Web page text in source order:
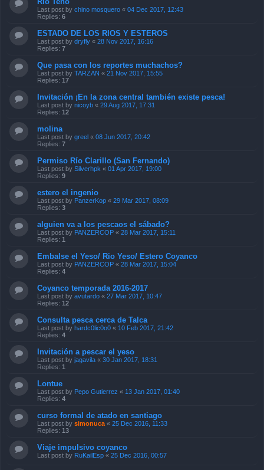
Last post by chino mosquero « 04 Dec 2017, 12:43
Replies: 6
ESTADO DE LOS RIOS Y ESTEROS
Last post by dryfly « 28 Nov 2017, 16:16
Replies: 7
Que pasa con los reportes muchachos?
Last post by TARZAN « 21 Nov 2017, 15:55
Replies: 17
Invitación ¡En la zona central también existe pesca!
Last post by nicoyb « 29 Aug 2017, 17:31
Replies: 12
molina
Last post by greel « 08 Jun 2017, 20:42
Replies: 7
Permiso Río Clarillo (San Fernando)
Last post by Silverhpk « 01 Apr 2017, 19:00
Replies: 9
estero el ingenio
Last post by PanzerKop « 29 Mar 2017, 08:09
Replies: 3
alguien va a los pescaos el sábado?
Last post by PANZERCOP « 28 Mar 2017, 15:11
Replies: 1
Embalse el Yeso/ Rio Yeso/ Estero Coyanco
Last post by PANZERCOP « 28 Mar 2017, 15:04
Replies: 4
Coyanco temporada 2016-2017
Last post by avutardo « 27 Mar 2017, 10:47
Replies: 12
Consulta pesca cerca de Talca
Last post by hardc0lic0o0 « 10 Feb 2017, 21:42
Replies: 4
Invitación a pescar el yeso
Last post by jagavila « 30 Jan 2017, 18:31
Replies: 1
Lontue
Last post by Pepo Gutierrez « 13 Jan 2017, 01:40
Replies: 4
curso formal de atado en santiago
Last post by simonuca « 25 Dec 2016, 11:33
Replies: 13
Viaje impulsivo coyanco
Last post by RuKailEsp « 25 Dec 2016, 00:57